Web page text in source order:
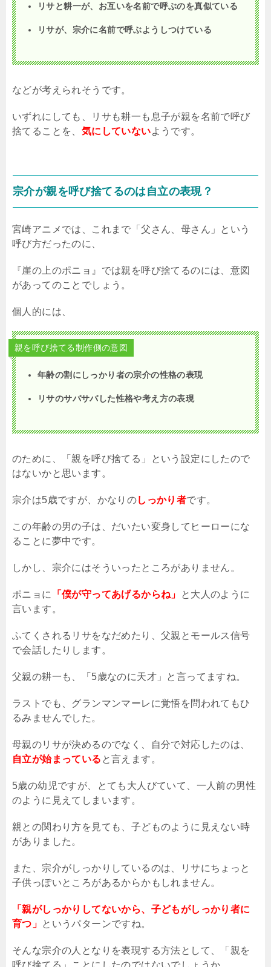
リサと耕一が、お互いを名前で呼ぶのを真似ている
リサが、宗介に名前で呼ぶようしつけている
などが考えられそうです。
いずれにしても、リサも耕一も息子が親を名前で呼び
捨てることを、 気にしていないようです。
宗介が親を呼び捨てるのは自立の表現？
宮崎アニメでは、これまで「父さん、母さん」という
呼び方だったのに、
『崖の上のポニョ』では親を呼び捨てるのには、意図
があってのことでしょう。
個人的には、
親を呼び捨てる制作側の意図
年齢の割にしっかり者の宗介の性格の表現
リサのサバサバした性格や考え方の表現
のために、「親を呼び捨てる」という設定にしたので
はないかと思います。
宗介は5歳ですが、かなりのしっかり者です。
この年齢の男の子は、だいたい変身してヒーローにな
ることに夢中です。
しかし、宗介にはそういったところがありません。
ポニョに 「僕が守ってあげるからね」
と大人のように
言います。
ふてくされるリサをなだめたり、父親とモールス信号
で会話したりします。
父親の耕一も、「 5歳なのに天才」と言ってますね。
ラストでも、グランマンマーレに覚悟を問われてもひ
るみませんでした。
母親のリサが決めるのでなく、自分で対応したのは、
自立が始まっている と言えます。
5歳の幼児ですが、とても大人びていて、一人前の男性
のように見えてしまいます。
親との関わり方を見ても、子どものように見えない時
がありました。
また、宗介がしっかりしているのは、リサにちょっと
子供っぽいところがあるからかもしれません。
「親がしっかりしてないから、子どもがしっかり者に
育つ」 というパターンですね。
そんな宗介の人となりを表現する方法として、「親を
呼び捨てる」ことにしたのではないでしょうか。